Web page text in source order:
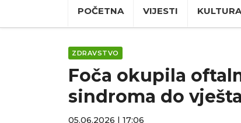
POČETNA VIJESTI KULTURA
ZDRAVSTVO
Foča okupila
sindroma do
05.06.2026 | 17:06